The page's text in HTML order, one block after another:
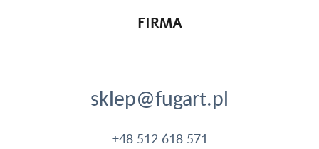
FIRMA
sklep@fugart.pl
+48 512 618 571